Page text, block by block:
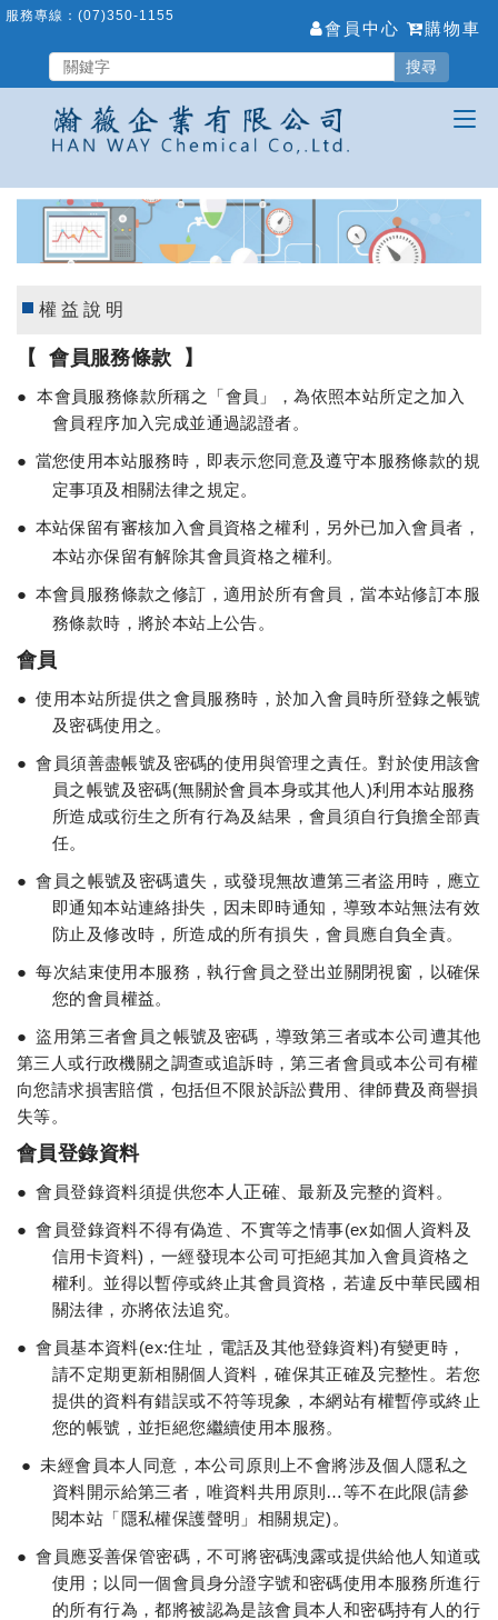
跳
要
服務專線： (07)350-1155
會員中心 購物車
搜尋
權益說明
【 會員服務條款 】
●本會員服務條款所稱之「會員」，為依照本站所定之加入
會員程序加入完成並通過認證者。
● 當您使用本站服務時，即表示您同意及遵守本服務條款的規
定事項及相關法律之規定。
● 本站保留有審核加入會員資格之權利，另外已加入會員者，
本站亦保留有解除其會員資格之權利。
● 本會員服務條款之修訂，適用於所有會員，當本站修訂本服
務條款時，將於本站上公告。
會員
● 使用本站所提供之會員服務時，於加入會員時所登錄之帳號
及密碼使用之。
● 會員須善盡帳號及密碼的使用與管理之責任。對於使用該會
員之帳號及密碼(無關於會員本身或其他人 )利用本站服務
所造成或衍生之所有行為及結果，會員須自行負擔全部責
任。
● 會員之帳號及密碼遺失，或發現無故遭第三者盜用時，應立
即通知本站連絡掛失，因未即時通知，導致本站無法有效
防止及修改時，所造成的所有損失，會員應自負全責。
● 每次結束使用本服務，執行會員之登出並關閉視窗，以確保
您的會員權益。
● 盜用第三者會員之帳號及密碼，導致第三者或本公司遭其他
第三人或行政機關之調查或追訴時，第三者會員或本公司有權
向您請求損害賠償，包括但不限於訴訟費用、律師費及商譽損
失等。
會員登錄資料
● 會員登錄資料須提供您本人正確、最新及完整的資料。
● 會員登錄資料不得有偽造、不實等之情事(ex如個人資料及
信用卡資料)，一經發現本公司可拒絕其加入會員資格之
權利。並得以暫停或終止其會員資格，若違反中華民國相
關法律，亦將依法追究。
● 會員基本資料(ex:住址，電話及其他登錄資料)有變更時，
請不定期更新相關個人資料，確保其正確及完整性。若您
提供的資料有錯誤或不符等現象，本網站有權暫停或終止
您的帳號，並拒絕您繼續使用本服務。
● 未經會員本人同意，本公司原則上不會將涉及個人隱私之
資料開示給第三者，唯資料共用原則…等不在此限(請參
閱本站「隱私權保護聲明」相關規定)。
● 會員應妥善保管密碼，不可將密碼洩露或提供給他人知道或
使用；以同一個會員身分證字號和密碼使用本服務所進行
的所有行為，都將被認為是該會員本人和密碼持有人的行